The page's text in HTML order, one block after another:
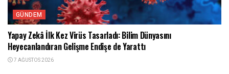
GÜNDEM
Yapay Zekâ İlk Kez Virüs Tasarladı: Bilim Dünyasını
Heyecanlandıran Gelişme Endişe de Yarattı
7 AĞUSTOS 2026